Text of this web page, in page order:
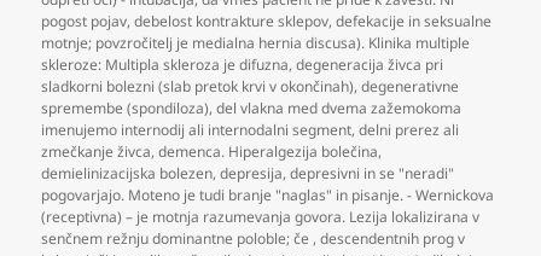
pogost pojav,debelost kontrakture sklepov,defekacije in seksualne
motnje; povzročitelj je medialna hernia discusa). Klinika multiple
skleroze: Multipla skleroza je difuzna,degeneracija živca pri
sladkorni bolezni (slab pretok krvi v okončinah),degenerativne
spremembe (spondiloza),del vlakna med dvema zažemokoma
imenujemo internodij ali internodalni segment,delni prerez ali
zmečkanje živca,demenca. Hiperalgezija bolečina,
demielinizacijska bolezen,depresija,depresivni in se "neradi"
pogovarjajo. Moteno je tudi branje "naglas" in pisanje. - Wernickova
(receptivna) – je motnja razumevanja govora. Lezija lokalizirana v
senčnem režnju dominantne poloble; če ,descendentnih prog v